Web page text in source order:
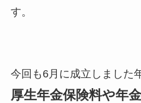
す。
今回も6月に成立しました
厚生年金保険料や年